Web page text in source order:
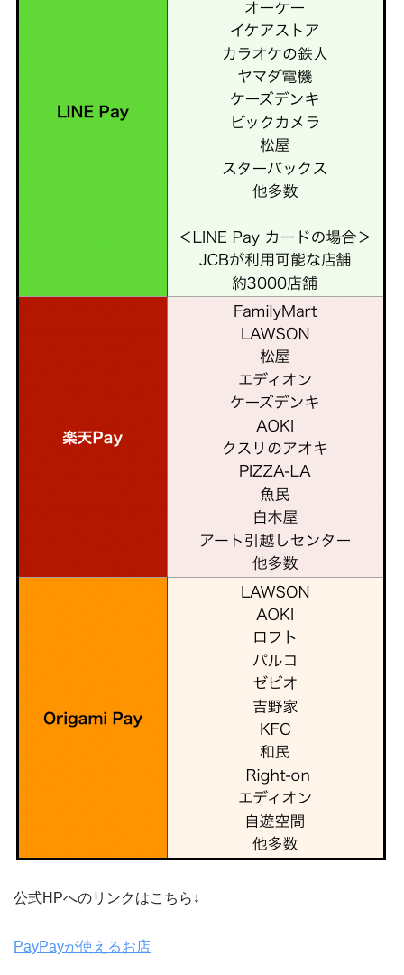
公式HPへのリンクはこちら↓
PayPayが使えるお店